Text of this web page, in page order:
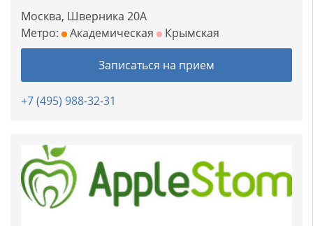
Москва, Шверника 20А
Метро:
Академическая Крымская
Записаться на прием
+7 (495) 988-32-31